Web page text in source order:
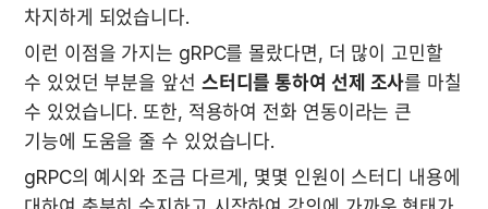
차지하게 되었습니다.
이런 이점을 가지는 gRPC를 몰랐다면, 더 많이 고민할
수 있었던 부분을 앞선 스터디를 통하여 선제 조사를 마칠
수 있었습니다. 또한, 적용하여 전화 연동이라는 큰
기능에 도움을 줄 수 있었습니다.
gRPC의 예시와 조금 다르게, 몇몇 인원이 스터디 내용에